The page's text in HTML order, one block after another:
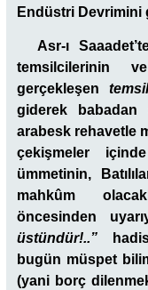
Endüstri
Asr-ı
temsilcilerinin
gerçekleşen
giderek babadan
arabesk rehavetle
çekişmeler
ümmetinin,
mahkûm
öncesinden
üstündür!..”
bugün müspet
(yani borç